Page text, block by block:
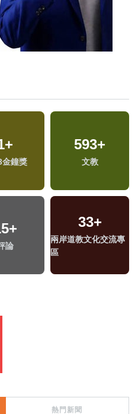
+
金鐘獎
593+
文教
+
論
33+
兩岸道教文化交流專
區
熱門新聞